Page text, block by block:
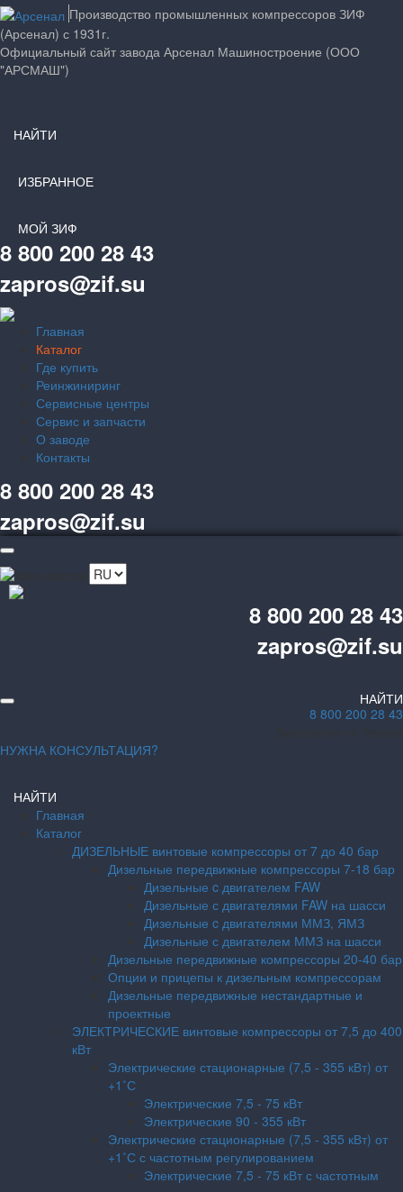
Производство промышленных компрессоров ЗИФ
(Арсенал) с 1931г.
Официальный сайт завода Арсенал Машиностроение (ООО
"АРСМАШ")
НАЙТИ
ИЗБРАННОЕ
МОЙ ЗИФ
8 800 200 28 43
zapros@zif.su
Главная
Каталог
Где купить
Реинжиниринг
Сервисные центры
Сервис и запчасти
О заводе
Контакты
8 800 200 28 43
zapros@zif.su
8 800 200 28 43
zapros@zif.su
НАЙТИ
8 800 200 28 43
НУЖНА КОНСУЛЬТАЦИЯ?
НАЙТИ
Главная
Каталог
ДИЗЕЛЬНЫЕ винтовые компрессоры от 7 до 40 бар
Дизельные передвижные компрессоры 7-18 бар
Дизельные c двигателем FAW
Дизельные с двигателями FAW на шасси
Дизельные c двигателями ММЗ, ЯМЗ
Дизельные с двигателем ММЗ на шасси
Дизельные передвижные компрессоры 20-40 бар
Опции и прицепы к дизельным компрессорам
Дизельные передвижные нестандартные и
проектные
ЭЛЕКТРИЧЕСКИЕ винтовые компрессоры от 7,5 до 400
кВт
Электрические стационарные (7,5 - 355 кВт) от
+1˚С
Электрические 7,5 - 75 кВт
Электрические 90 - 355 кВт
Электрические стационарные (7,5 - 355 кВт) от
+1˚С с частотным регулированием
Электрические 7,5 - 75 кВт с частотным